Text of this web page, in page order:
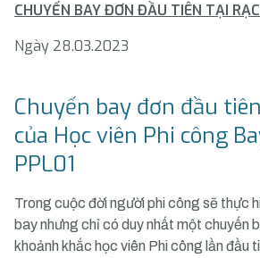
Ngày 28.03.2023
Chuyến bay đơn đầu
của Học viên Phi công
PPL01
Trong cuộc đời người phi công sẽ thực
bay nhưng chỉ có duy nhất một chuyến
khoảnh khắc học viên Phi công lần đầu